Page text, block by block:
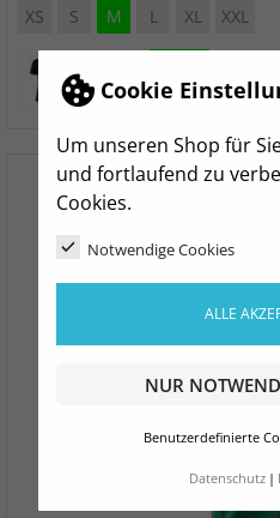
Cookie
Um unseren Shop für
und fortlaufend zu
Cookies.
Notwendige Cookies
ALLE
NUR
Benutzerdefinierte
Datenschutz
XS S M L XL XXL